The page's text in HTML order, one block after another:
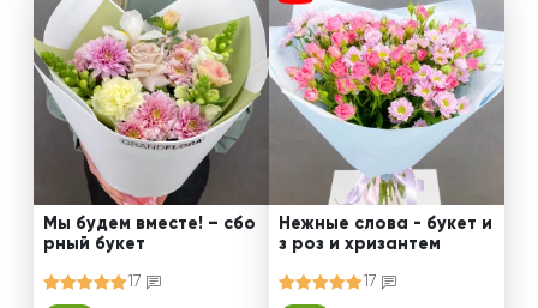
Мы будем вместе! – сбо
рный букет
17
Нежные слова - букет и
з роз и хризантем
17